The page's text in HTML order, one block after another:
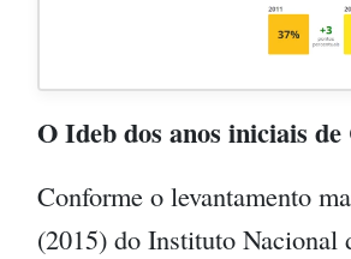
O Ideb dos anos iniciais de
Conforme o levantamento
(2015) do Instituto Nacional